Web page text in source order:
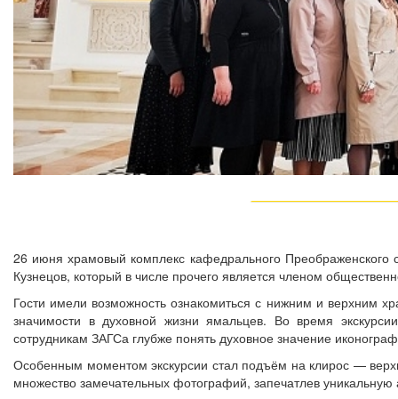
26 июня храмовый комплекс кафедрального
Кузнецов, который в числе прочего является членом
Гости имели возможность ознакомиться с нижним и верхним
значимости в духовной жизни ямальцев. Во время
сотрудникам ЗАГСа глубже понять духовное значение
Особенным моментом экскурсии стал подъём на клирос —
множество замечательных фотографий, запечатлев